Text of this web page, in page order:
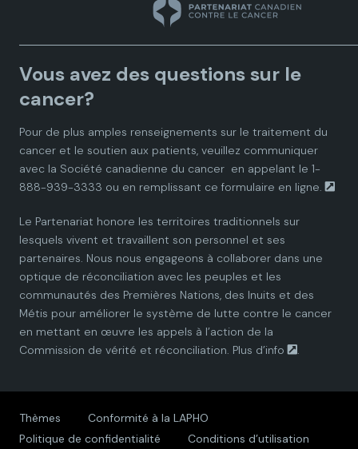
a
d
a
n
P
a
r
t
e
a
d
a
n
P
a
r
t
e
n
a
d
a
n
P
a
r
t
e
n
a
d
a
n
P
a
r
t
e
n
a
d
a
n
P
a
r
t
Vous avez des questions sur le
cancer?
Pour de plus amples renseignements sur le traitement du
cancer et le soutien aux patients, veuillez communiquer
avec la Société canadienne du cancer en appelant le 1-
888-939-3333 ou en remplissant ce formulaire en ligne.
Le Partenariat honore les territoires traditionnels sur
lesquels vivent et travaillent son personnel et ses
partenaires. Nous nous engageons à collaborer dans une
optique de réconciliation avec les peuples et les
communautés des Premières Nations, des Inuits et des
Métis pour améliorer le système de lutte contre le cancer
en mettant en œuvre les appels à l’action de la
Commission de vérité et réconciliation. Plus d’info .
Thèmes
Conformité à la LAPHO
Politique de confidentialité
Conditions d’utilisation